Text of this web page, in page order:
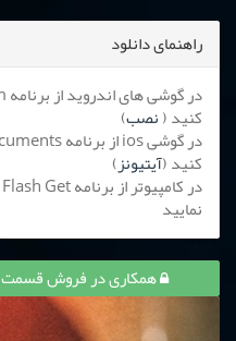
راهنمای دانلود
کنید (نصب)
کنید (آیتیونز)
نمایید
همکاری در فروش قسمت 11 آمرلی و کسب درآمد از آن